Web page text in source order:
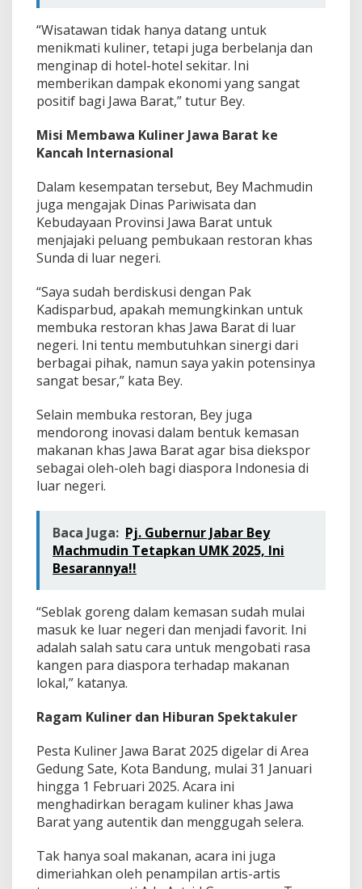
“Wisatawan tidak hanya datang untuk
menikmati kuliner, tetapi juga berbelanja dan
menginap di hotel-hotel sekitar. Ini
memberikan dampak ekonomi yang sangat
positif bagi Jawa Barat,” tutur Bey.
Misi Membawa Kuliner Jawa Barat ke
Kancah Internasional
Dalam kesempatan tersebut, Bey Machmudin
juga mengajak Dinas Pariwisata dan
Kebudayaan Provinsi Jawa Barat untuk
menjajaki peluang pembukaan restoran khas
Sunda di luar negeri.
“Saya sudah berdiskusi dengan Pak
Kadisparbud, apakah memungkinkan untuk
membuka restoran khas Jawa Barat di luar
negeri. Ini tentu membutuhkan sinergi dari
berbagai pihak, namun saya yakin potensinya
sangat besar,” kata Bey.
Selain membuka restoran, Bey juga
mendorong inovasi dalam bentuk kemasan
makanan khas Jawa Barat agar bisa diekspor
sebagai oleh-oleh bagi diaspora Indonesia di
luar negeri.
Baca Juga: Pj. Gubernur Jabar Bey
Machmudin Tetapkan UMK 2025, Ini
Besarannya!!
“Seblak goreng dalam kemasan sudah mulai
masuk ke luar negeri dan menjadi favorit. Ini
adalah salah satu cara untuk mengobati rasa
kangen para diaspora terhadap makanan
lokal,” katanya.
Ragam Kuliner dan Hiburan Spektakuler
Pesta Kuliner Jawa Barat 2025 digelar di Area
Gedung Sate, Kota Bandung, mulai 31 Januari
hingga 1 Februari 2025. Acara ini
menghadirkan beragam kuliner khas Jawa
Barat yang autentik dan menggugah selera.
Tak hanya soal makanan, acara ini juga
dimeriahkan oleh penampilan artis-artis